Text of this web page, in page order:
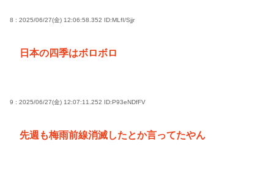
8 : 2025/06/27(金) 12:06:58.352 ID:MLfI/Sjjr
日本の四季はボロボロ
9 : 2025/06/27(金) 12:07:11.252 ID:P93eNDfFV
先週も梅雨前線消滅したとか言ってたやん